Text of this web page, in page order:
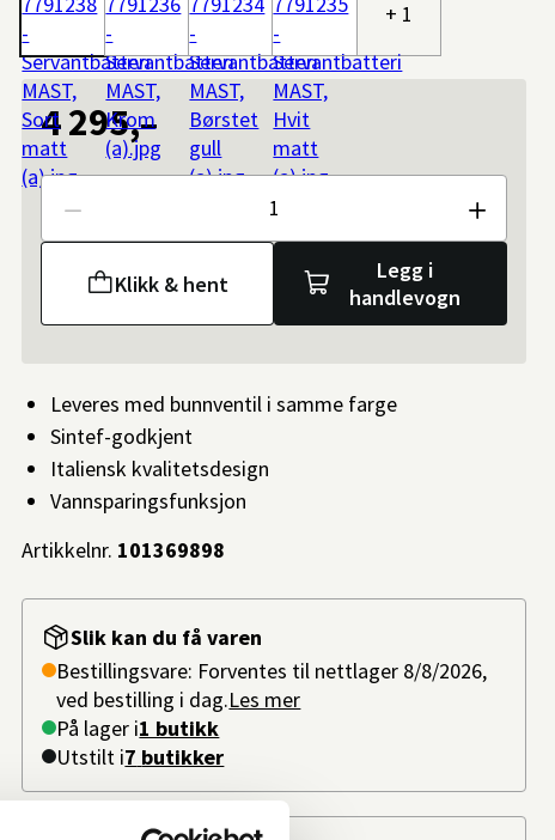
+ 1
4 295,–
Antall
Klikk & hent
Legg i
handlevogn
Slik kan du få varen
Bestillingsvare: Forventes til nettlager 8/8/2026,
ved bestilling i dag.Les mer
På lager i1 butikk
Utstilt i7 butikker
Leveres med bunnventil i samme farge
Sintef-godkjent
Italiensk kvalitetsdesign
Vannsparingsfunksjon
Artikkelnr. 101369898